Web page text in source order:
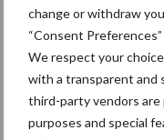
change or withdraw
“Consent
We respect your
with a transparent and
third-party vendors
purposes and special
Wet en